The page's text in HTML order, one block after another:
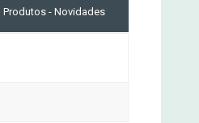
Produtos - Novidades